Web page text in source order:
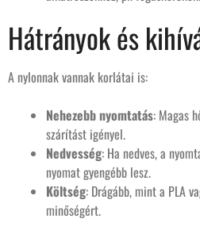
Hátrányok és
A nylonnak vannak korlátai is:
Nehezebb nyomtatás: Magas
szárítást igényel.
Nedvesség: Ha nedves, a
nyomat gyengébb lesz.
Költség: Drágább, mint a PLA
minőségért.